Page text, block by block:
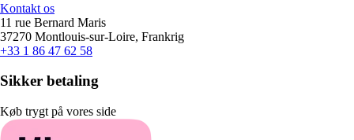
Kontakt os
11 rue Bernard Maris
37270 Montlouis-sur-Loire, Frankrig
+33 1 86 47 62 58
Sikker betaling
Køb trygt på vores side